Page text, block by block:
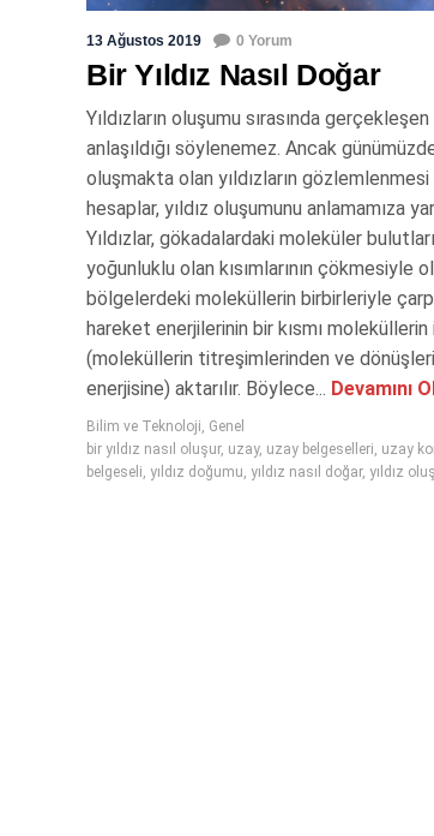
13 Ağustos 2019 0 Yorum
Bir Yıldız Nasıl Doğar
Yıldızların oluşumu sırasında
anlaşıldığı söylenemez. Ancak
oluşmakta olan yıldızların
hesaplar, yıldız oluşumunu anlamamıza
Yıldızlar, gökadalardaki moleküler
yoğunluklu olan kısımlarının çökmesiyle
bölgelerdeki moleküllerin birbirleriyle
hareket enerjilerinin bir kısmı
(moleküllerin titreşimlerinden ve
enerjisine) aktarılır. Böylece... Devamını
Bilim ve Teknoloji Genel
bir yıldız nasıl oluşur, uzay, uzay belgeselleri uzay
belgeseli yıldız doğumu yıldız nasıl doğar, yıldız